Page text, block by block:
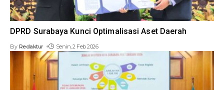
DPRD Surabaya Kunci Optimalisasi Aset Daerah
By Redaktur Senin, 2 Feb 2026